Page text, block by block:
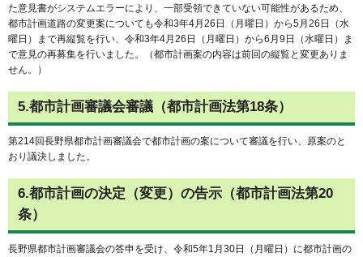
た意見書がシステムエラーにより、一部受領できていない可能性があるため、
都市計画道路の変更案についても令和3年4月26日（月曜日）から5月26日（水
曜日）まで再縦覧を行い、令和3年4月26日（月曜日）から6月9日（水曜日）ま
で意見の再募集を行いました。（都市計画案の内容は前回の縦覧と変更ありま
せん。）
5.都市計画審議会審議（都市計画法第18条）
第214回長野県都市計画審議会で都市計画の案について審議を行い、原案のと
おり議決しました。
6.都市計画の決定（変更）の告示（都市計画法第20
条）
長野県都市計画審議会の答申を受け、令和5年1月30日（月曜日）に都市計画の